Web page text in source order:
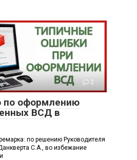
2
по оформлению
ВСД в
по решению Руководителя
С.А., во избежание